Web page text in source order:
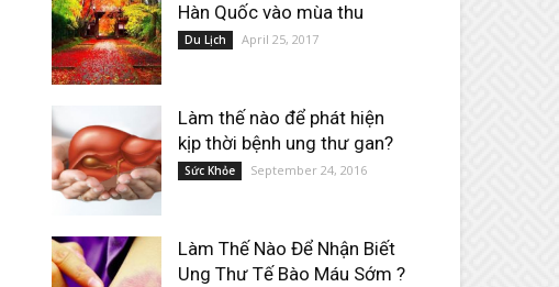
Hàn Quốc vào mùa thu
Du Lịch April 25, 2017
Làm thế nào để phát hiện
kịp thời bệnh ung thư gan?
Sức Khỏe September 24, 2016
Làm Thế Nào Để Nhận Biết
Ung Thư Tế Bào Máu Sớm ?